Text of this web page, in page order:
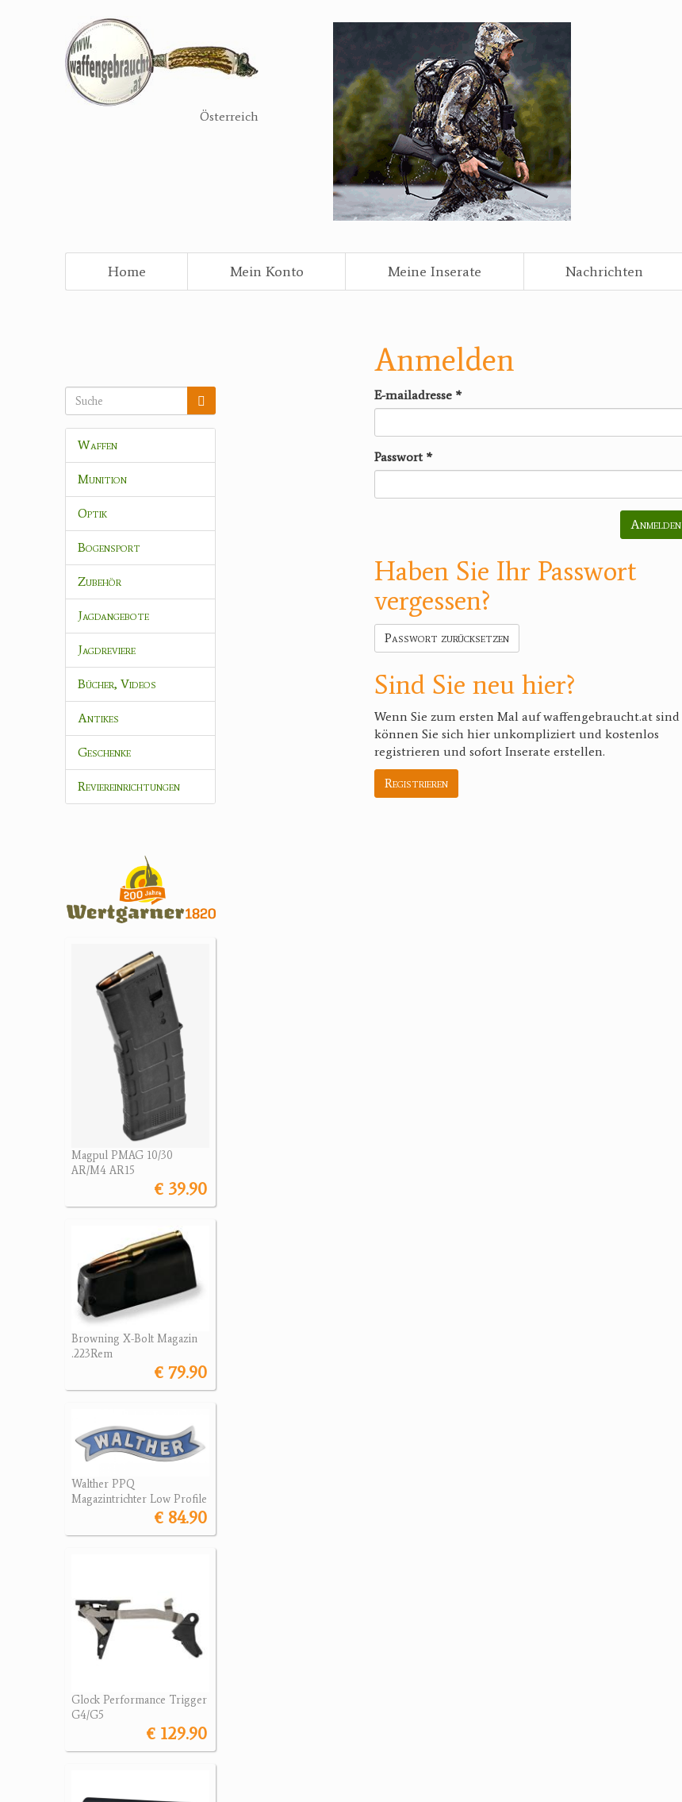
Österreich
Home
Mein Konto Meine Inserate Nachrichten
Waffen
Munition
Optik
Bogensport
Zubehör
Jagdangebote
Jagdreviere
Bücher, Videos
Antikes
Geschenke
Reviereinrichtungen
Magpul PMAG 10/30
AR/M4 AR15
€ 39.90
Browning X-Bolt Magazin
.223Rem
€ 79.90
Walther PPQ
Magazintrichter Low Profile
€ 84.90
Glock Performance Trigger
G4/G5
€ 129.90
Anmelden
E-mailadresse *
Passwort *
Anmelden
Haben Sie Ihr Passwort
vergessen?
Passwort zurücksetzen
Sind Sie neu hier?
Wenn Sie zum ersten Mal auf waffengebraucht.at sind
können Sie sich hier unkompliziert und kostenlos
registrieren und sofort Inserate erstellen.
Registrieren